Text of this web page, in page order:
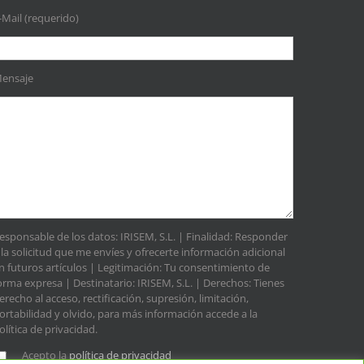
Mail (requerido)
de los datos: IRISEM, S.L. | Finalidad: Responder
solicitud que me envíes y ofrecerte información adicional
futuros artículos | Legitimación: Tu consentimiento de
expresa | Destinatario: IRISEM, S.L. | Derechos: Tienes
al acceso, rectificación, supresión, limitación,
y olvido, para más información accede a la
de privacidad.
Acepto la política de privacidad